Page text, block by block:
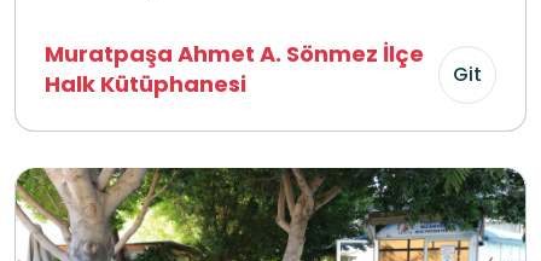
Muratpaşa Ahmet A. Sönmez İlçe
Halk Kütüphanesi
Git